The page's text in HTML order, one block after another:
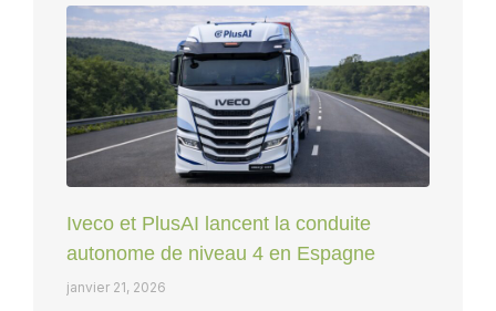
Iveco et PlusAI lancent la conduite
autonome de niveau 4 en Espagne
janvier 21, 2026